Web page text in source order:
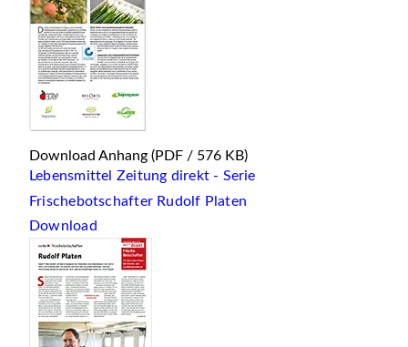
Download Anhang (PDF / 576 KB)
Lebensmittel Zeitung direkt - Serie
Frischebotschafter Rudolf Platen
Download